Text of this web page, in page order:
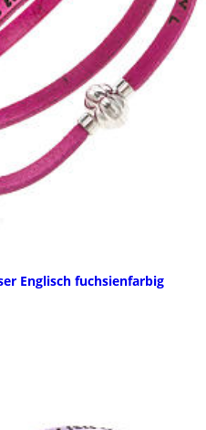
Englisch fuchsienfarbig